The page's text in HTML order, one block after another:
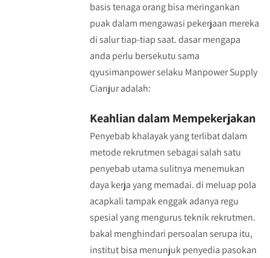
basis tenaga orang bisa meringankan
puak dalam mengawasi pekerjaan mereka
di salur tiap-tiap saat. dasar mengapa
anda perlu bersekutu sama
qyusimanpower selaku Manpower Supply
Cianjur adalah:
Keahlian dalam Mempekerjakan
Penyebab khalayak yang terlibat dalam
metode rekrutmen sebagai salah satu
penyebab utama sulitnya menemukan
daya kerja yang memadai. di meluap pola
acapkali tampak enggak adanya regu
spesial yang mengurus teknik rekrutmen.
bakal menghindari persoalan serupa itu,
institut bisa menunjuk penyedia pasokan